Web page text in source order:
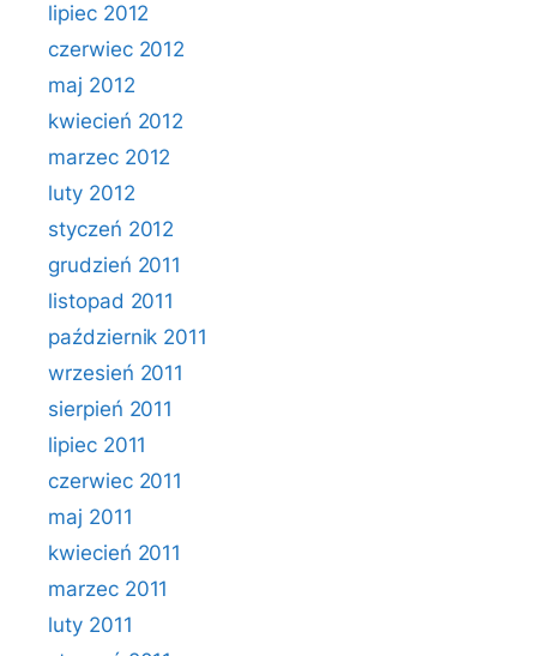
lipiec 2012
czerwiec 2012
maj 2012
kwiecień 2012
marzec 2012
luty 2012
styczeń 2012
grudzień 2011
listopad 2011
październik 2011
wrzesień 2011
sierpień 2011
lipiec 2011
czerwiec 2011
maj 2011
kwiecień 2011
marzec 2011
luty 2011